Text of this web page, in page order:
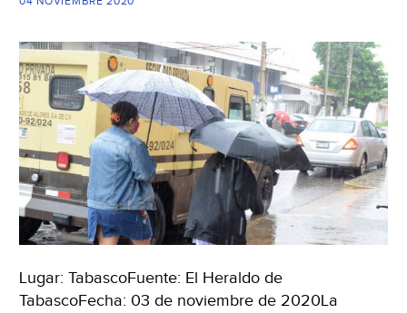
27
provocarán
lluvias
en
29
estados
del
país
(El
Lugar: TabascoFuente: El Heraldo de
TabascoFecha: 03 de noviembre de 2020La